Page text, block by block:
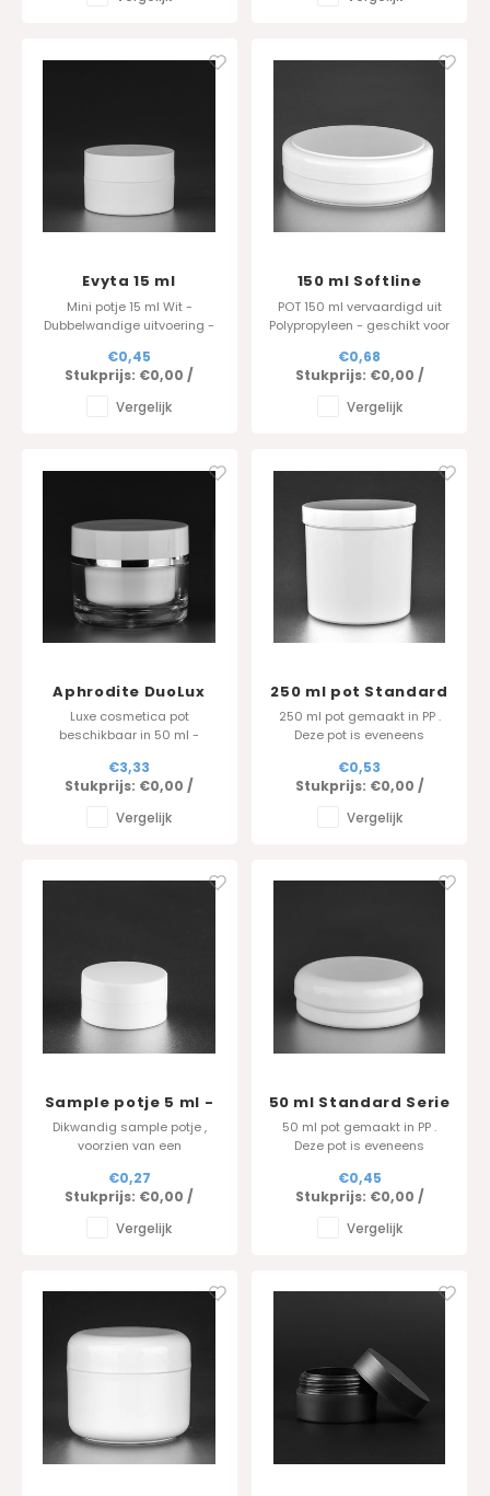
Evyta 15 ml
Mini potje 15 ml Wit -
Dubbelwandige uitvoering -
€0,45
Stukprijs: €0,00 /
Vergelijk
150 ml Softline
diameter 100 mm
POT 150 ml vervaardigd uit
Polypropyleen - geschikt voor
€0,68
Stukprijs: €0,00 /
Vergelijk
Aphrodite DuoLux
100 ml
Luxe cosmetica pot
beschikbaar in 50 ml -
deksel.
€3,33
Stukprijs: €0,00 /
Vergelijk
250 ml pot Standard
serie in PP -scherp
deksel
250 ml pot gemaakt in PP .
Deze pot is eveneens
en 250 ml.
€0,53
Stukprijs: €0,00 /
Vergelijk
Sample potje 5 ml -
dikwandig - wit
Dikwandig sample potje ,
voorzien van een
bij de producent voor de
beste kwaliteit en prijs.
€0,27
Stukprijs: €0,00 /
Vergelijk
50 ml Standard Serie
50 ml pot gemaakt in PP .
Deze pot is eveneens
en 250 ml.
€0,45
Stukprijs: €0,00 /
Vergelijk